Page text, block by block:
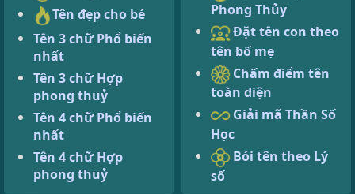
Tên đẹp cho bé
Tên 3 chữ Phổ biến
nhất
Tên 3 chữ Hợp
phong thuỷ
Tên 4 chữ Phổ biến
nhất
Tên 4 chữ Hợp
phong thuỷ
Phong Thủy
Đặt tên con theo
tên bố mẹ
Chấm điểm tên
toàn diện
Giải mã Thần Số
Học
Bói tên theo Lý
số